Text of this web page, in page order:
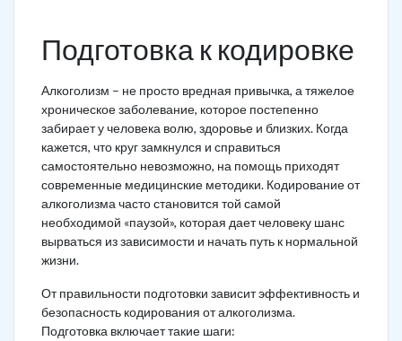
Подготовка к кодировке
Алкоголизм – не просто вредная привычка, а тяжелое
хроническое заболевание, которое постепенно
забирает у человека волю, здоровье и близких. Когда
кажется, что круг замкнулся и справиться
самостоятельно невозможно, на помощь приходят
современные медицинские методики. Кодирование от
алкоголизма часто становится той самой
необходимой «паузой», которая дает человеку шанс
вырваться из зависимости и начать путь к нормальной
жизни.
От правильности подготовки зависит эффективность и
безопасность кодирования от алкоголизма.
Подготовка включает такие шаги: